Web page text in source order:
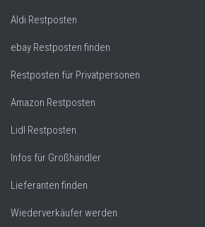
Aldi Restposten
ebay Restposten finden
Restposten für Privatpersonen
Amazon Restposten
Lidl Restposten
Infos für Großhändler
Lieferanten finden
Wiederverkäufer werden